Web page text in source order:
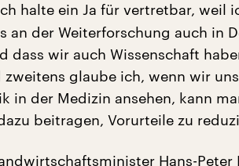
halte ein Ja für vertretbar, weil
an der Weiterforschung auch in
dass wir auch Wissenschaft
zweitens glaube ich, wenn wir
in der Medizin ansehen, kann
beitragen, Vorurteile zu
Hans-Peter